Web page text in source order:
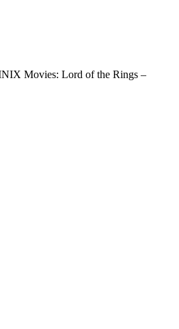
Movies: Lord of the Rings –